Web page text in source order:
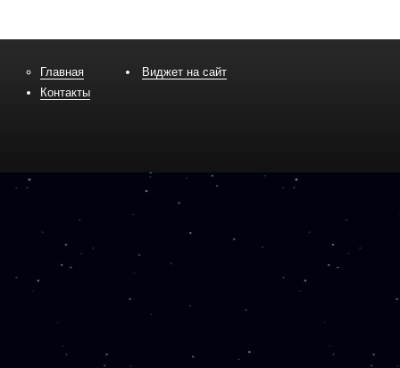
Главная
Контакты
Виджет на сайт